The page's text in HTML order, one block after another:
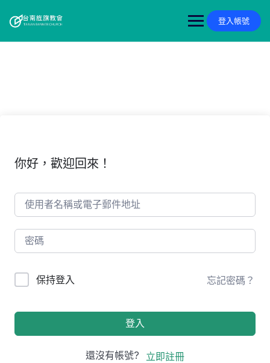
content
登入帳號
你好，歡迎回來！
保持登入 忘記密碼？
登入
還沒有帳號? 立即註冊